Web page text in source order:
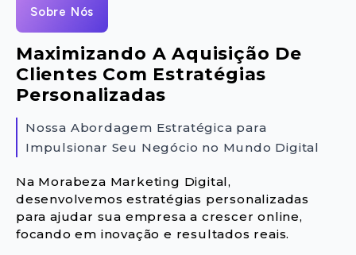
Sobre Nós
Maximizando A Aquisição De
Clientes Com Estratégias
Personalizadas
Nossa Abordagem Estratégica para
Impulsionar Seu Negócio no Mundo Digital
Na Morabeza Marketing Digital,
desenvolvemos estratégias personalizadas
para ajudar sua empresa a crescer online,
focando em inovação e resultados reais.